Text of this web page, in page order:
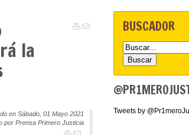
la
en Sábado, 01 Mayo 2021
por Prensa Primero Justicia
BUSCADOR
Tweets by